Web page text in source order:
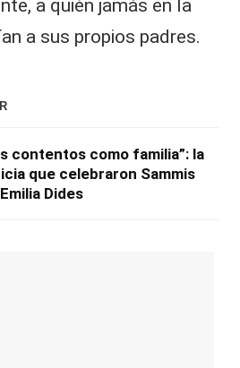
a quién jamás en la
a sus propios padres.
contentos como familia”: la
que celebraron Sammis
Dides